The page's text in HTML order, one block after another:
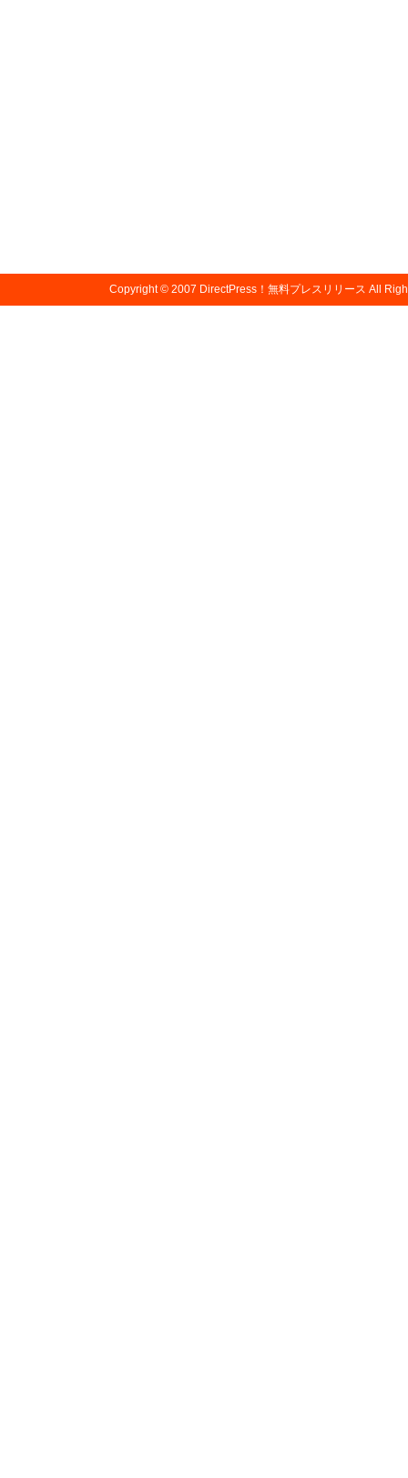
Copyright © 2007 DirectPress！無料プレスリリース All